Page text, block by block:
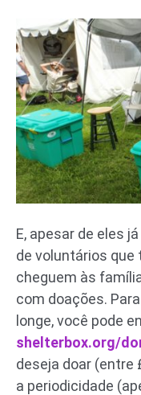
E, apesar de eles
de voluntários que
cheguem às
com doações.
longe, você pode
shelterbox.org/
deseja doar (entre
a periodicidade